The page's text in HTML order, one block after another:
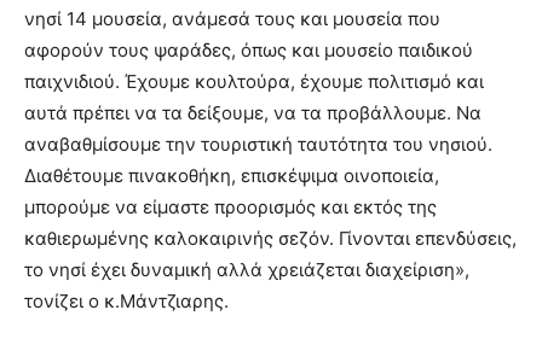
νησί 14 μουσεία, ανάμεσά τους και μουσεία που
αφορούν τους ψαράδες, όπως και μουσείο παιδικού
παιχνιδιού. Έχουμε κουλτούρα, έχουμε πολιτισμό και
αυτά πρέπει να τα δείξουμε, να τα προβάλλουμε. Να
αναβαθμίσουμε την τουριστική ταυτότητα του νησιού.
Διαθέτουμε πινακοθήκη, επισκέψιμα οινοποιεία,
μπορούμε να είμαστε προορισμός και εκτός της
καθιερωμένης καλοκαιρινής σεζόν. Γίνονται επενδύσεις,
το νησί έχει δυναμική αλλά χρειάζεται διαχείριση»,
τονίζει ο κ.Μάντζιαρης.